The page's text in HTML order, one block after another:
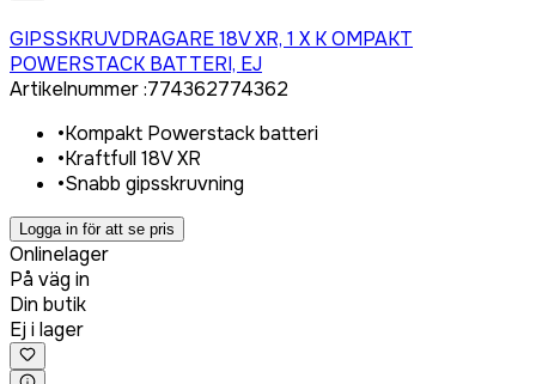
GIPSSKRUVDRAGARE 18V XR, 1 X K OMPAKT
POWERSTACK BATTERI, EJ
Artikelnummer:774362774362
•Kompakt Powerstack batteri
•Kraftfull 18V XR
•Snabb gipsskruvning
Logga in för att se pris
Onlinelager
På väg in
Din butik
Ej i lager